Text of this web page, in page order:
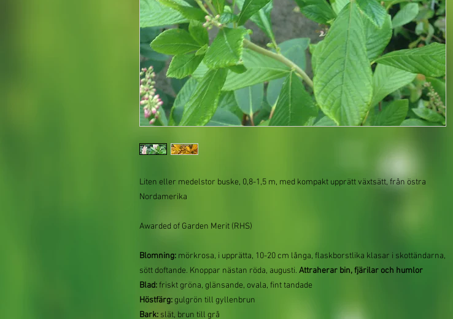
Liten eller medelstor buske, 0,8-1,5 m, med kompakt upprätt växtsätt, från östra
Nordamerika
Awarded of Garden Merit (RHS)
Blomning: mörkrosa, i upprätta, 10-20 cm långa, flaskborstlika klasar i skottändarna,
sött doftande. Knoppar nästan röda, augusti. Attraherar bin, fjärilar och humlor
Blad:friskt gröna, glänsande, ovala, fint tandade
Höstfärg:gulgrön till gyllenbrun
Bark: slät, brun till grå